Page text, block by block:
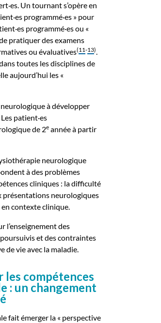
Un tournant s’opère en
programmé·es » pour
programmé·es ou «
pratiquer des examens
ou évaluatives(11‑13).
toutes les disciplines de
aujourd’hui les «
à développer
Les patient·es
de 2eannée à partir
neurologique
à des problèmes
cliniques : la difficulté
présentations neurologiques
contexte clinique.
l’enseignement des
et des contraintes
de vie avec la maladie.
les compétences
: un changement
fait émerger la « perspective